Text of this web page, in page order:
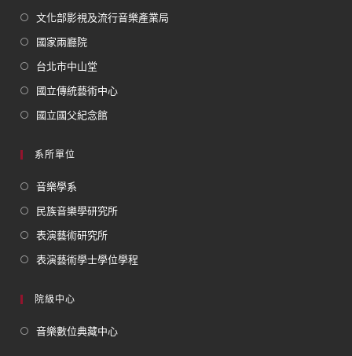
文化部影視及流行音樂產業局
國家兩廳院
台北市中山堂
國立傳統藝術中心
國立國父紀念館
系所單位
音樂學系
民族音樂學研究所
表演藝術研究所
表演藝術學士學位學程
院級中心
音樂數位典藏中心